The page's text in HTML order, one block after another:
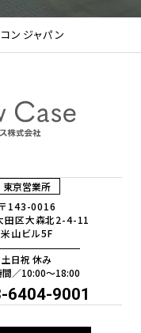
ン ジャパン
東京営業所
〒143-0016
田区大森北2-4-11
米山ビル5F
土日祝 休み
間／10:00〜18:00
6404-9001